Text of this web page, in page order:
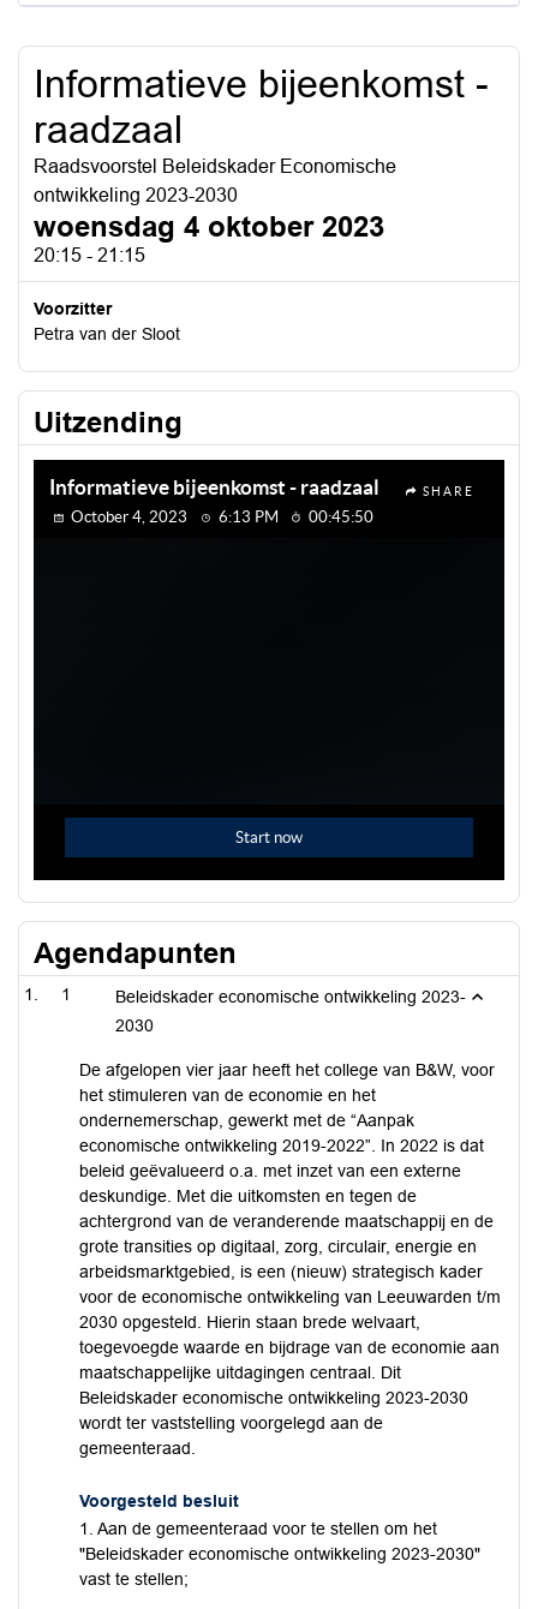
Informatieve bijeenkomst -
raadzaal
Raadsvoorstel Beleidskader Economische
ontwikkeling 2023-2030
woensdag 4 oktober 2023
20:15 - 21:15
Voorzitter
Petra van der Sloot
Uitzending
Agendapunten
1
Beleidskader economische ontwikkeling 2023-
2030
De afgelopen vier jaar heeft het college van B&W, voor
het stimuleren van de economie en het
ondernemerschap, gewerkt met de “Aanpak
economische ontwikkeling 2019-2022”. In 2022 is dat
beleid geëvalueerd o.a. met inzet van een externe
deskundige. Met die uitkomsten en tegen de
achtergrond van de veranderende maatschappij en de
grote transities op digitaal, zorg, circulair, energie en
arbeidsmarktgebied, is een (nieuw) strategisch kader
voor de economische ontwikkeling van Leeuwarden t/m
2030 opgesteld. Hierin staan brede welvaart,
toegevoegde waarde en bijdrage van de economie aan
maatschappelijke uitdagingen centraal. Dit
Beleidskader economische ontwikkeling 2023-2030
wordt ter vaststelling voorgelegd aan de
gemeenteraad.
Voorgesteld besluit
1. Aan de gemeenteraad voor te stellen om het
"Beleidskader economische ontwikkeling 2023-2030"
vast te stellen;